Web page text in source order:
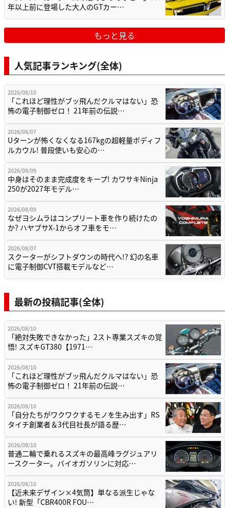
年以上前に登場した大人のGTカー…
もっと見る
人気記事ランキング(全体)
2026/08/10
「これほど理性がブッ飛んだクルマはない」恐
怖の電子制御ゼロ！ 21年前の伝説…
2026/08/07
Uターンが怖くなくなる167kgの超軽量ボディフ
ルカウル! 普段使いも安心の…
2026/08/09
中身はそのまま完成度をキープ! カワサキNinja
250が2027年モデル…
2026/08/09
なぜヨシムラはコンプリート車を作り続けたの
か? ハヤブサX-1からオフ車をモ…
2026/08/07
スクーターがシフトダウンの時代へ!? 幻の名車
に電子制御CVT搭載モデルなど…
最新の投稿記事(全体)
2026/08/10
「絶対失敗できなかった」2スト専業スズキの覚
悟! スズキGT380【1971…
2026/08/10
「これほど理性がブッ飛んだクルマはない」恐
怖の電子制御ゼロ！ 21年前の伝説…
2026/08/10
「自分たちがワクワクするモノを生み出す」RS
タイチ創業者＆3代目社長が語る歴…
2026/08/10
普通二輪で乗れるスズキの最高峰ラグジュアリ
ースクーター。バイオガソリンに対応…
2026/08/10
【近未来デザイン×4気筒】単なる派生じゃな
い! 新型「CBR400R FOU…